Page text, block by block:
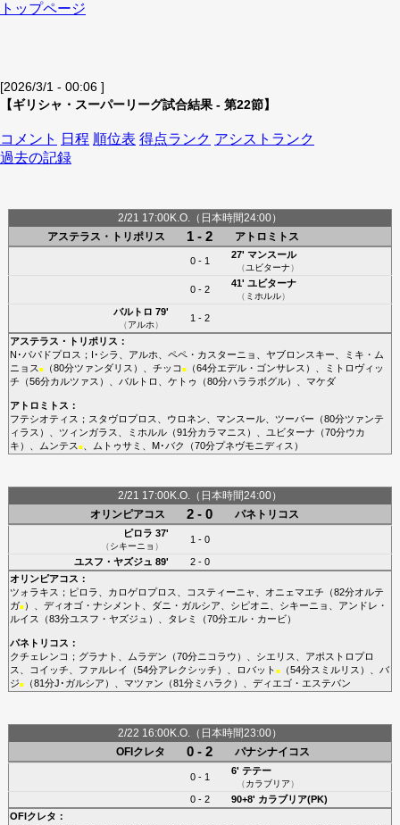
トップページ
[2026/3/1 - 00:06 ]
【ギリシャ・スーパーリーグ試合結果 - 第22節】
コメント 日程 順位表 得点ランク アシストランク
過去の記録
2/21 17:00K.O.（日本時間24:00）
アステラス・トリポリス
1 - 2 アトロミトス
0 - 1
27' マンスール
（ユビターナ）
0 - 2
41' ユビターナ
（ ミホルル）
バルトロ 79'
（アルホ）
1 - 2
アステラス・トリポリス ：
N･パパドプロス ； I･シラ アルホ ペペ・カスターニョ ヤブロンスキー
ミキ・ム
ニョス ■（80分ツァンダリス ）、 チッコ ■（64分エデル・ゴンサレス ）、
ミトロヴィッ
チ （56分カルツァス ）、 バルトロ ケトゥ （80分ハララボグル）、 マケダ
アトロミトス ：
フテシオティス ； スタヴロプロス ウロネン マンスール、 ツーバー （80分ツァンテ
ィラス ）、 ツィンガラス ミホルル（91分カラマニス ）、 ユビターナ （70分ウカ
キ ）、 ムンテス ■、 ムトゥサミ M･バク （70分プネヴモニディス ）
2/21 17:00K.O.（日本時間24:00）
オリンピアコス
2 - 0 パネトリコス
ピロラ 37'
（シキーニョ ）
1 - 0
ユスフ・ヤズジュ 89'
2 - 0
オリンピアコス ：
ツォラキス ； ピロラ カロゲロプロス コスティーニャ オニェマエチ （82分オルテ
ガ■）、 ディオゴ・ナシメント ダニ・ガルシア シピオニ シキーニョ
アンドレ・
ルイス
（83分ユスフ・ヤズジュ ）、 タレミ （70分エル・カービ）
パネトリコス ：
クチェレンコ ； グラナト ムラデン （70分ニコラウ ）、 シエリス
アポストロプロ
ス
コイッチ ファルレイ （54分アレクシッチ ）、 ロバット ■（54分スミルリス ）、 バ
ジ■（81分J･ガルシア ）、 マツァン （81分ミハラク ）、 ディエゴ・エステバン
2/22 16:00K.O.（日本時間23:00）
OFIクレタ
0 - 2 パナシナイコス
0 - 1
6' テテー
（カラブリア）
0 - 2 90+8' カラブリア(PK)
OFIクレタ ：